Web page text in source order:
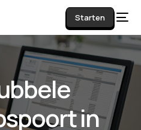
Starten
in